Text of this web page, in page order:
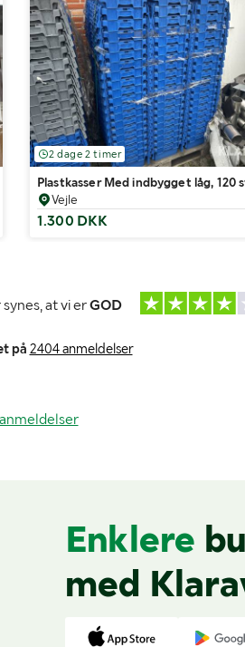
12 æsker
2 dage 2 timer
Plastkasser Med indbygget låg, 120
Vejle
1.300 DKK
at vi erGOD
på 2404 anmeldelser
Enklere
med